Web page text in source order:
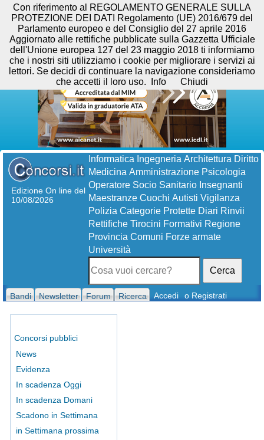
Edizione On line del
10/08/2026
Informatica Ingegneria Architettura Diritto
Medicina Amministrazione Psicologia
Operatore Socio Sanitario Insegnanti
Maestranze Cuochi Autisti Vigilanza
Polizia Categorie Protette Diari Rinvii
Rettifiche Tirocini Formativi Regione
Provincia Comuni Forze armate
Università
Cerca
Bandi Newsletter Forum Ricerca Accedi o Registrati
Concorsi pubblici
News
Evidenza
In scadenza Oggi
In scadenza Domani
Scadono in Settimana
in Settimana prossima
Con riferimento al REGOLAMENTO GENERALE SULLA
PROTEZIONE DEI DATI Regolamento (UE) 2016/679 del
Parlamento europeo e del Consiglio del 27 aprile 2016
Aggiornato alle rettifiche pubblicate sulla Gazzetta Ufficiale
dell'Unione europea 127 del 23 maggio 2018 ti informiamo
che i nostri siti utilizziamo i cookie per migliorare i servizi ai
lettori. Se decidi di continuare la navigazione consideriamo
che accetti il loro uso.
Info Chiudi